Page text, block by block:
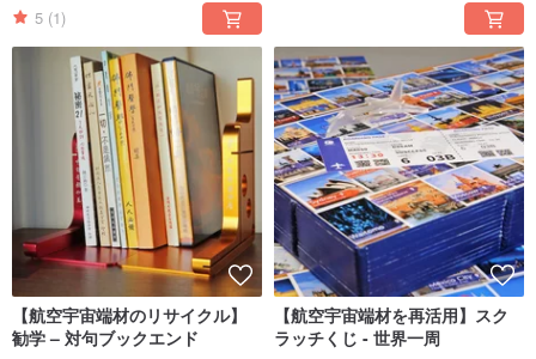
5 (1)
【航空宇宙端材のリサイクル】
勧学 – 対句ブックエンド
【航空宇宙端材を再活用】スク
ラッチくじ - 世界一周